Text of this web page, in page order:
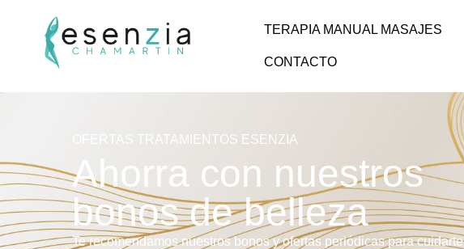
TERAPIA MANUAL MASAJES
CONTACTO
OFERTAS TRATAMIENTOS ESENZIA
Ahorra con nuestros
bonos de belleza
Te recomendamos nuestros bonos y ofertas periódicas para cuidarte